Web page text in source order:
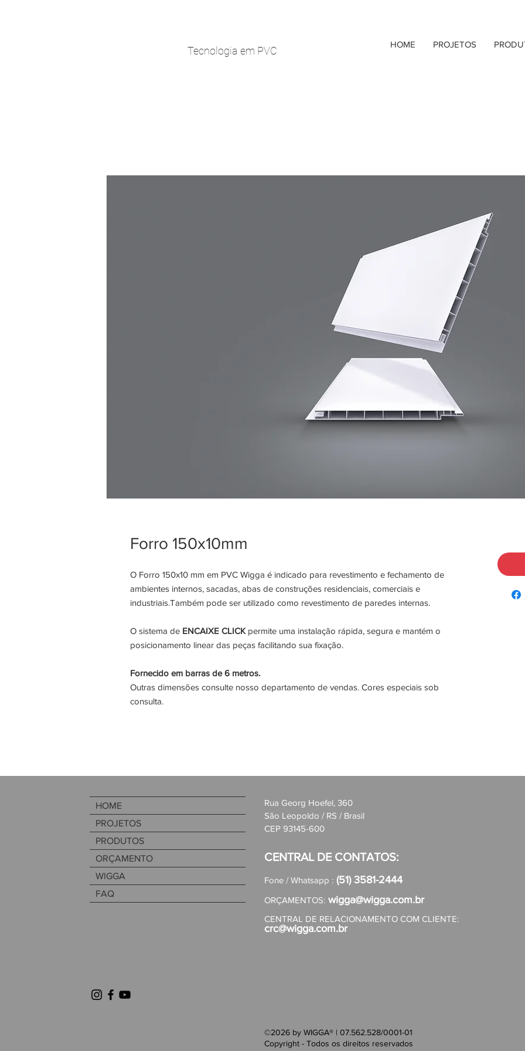
HOME PROJETOS
Tecnologia em PVC
Forro 150x10mm
O Forro 150x10 mm em PVC Wigga é indicado para revestimento e fechamento de
ambientes internos, sacadas, abas de construções residenciais, comerciais e
industriais.Também pode ser utilizado como revestimento de paredes internas.
O sistema de ENCAIXE CLICK permite uma instalação rápida, segura e mantém o
posicionamento linear das peças facilitando sua fixação.
Fornecido em barras de 6 metros.
Outras dimensões consulte nosso departamento de vendas. Cores especiais sob
consulta.
HOME
PROJETOS
PRODUTOS
ORÇAMENTO
WIGGA
FAQ
Rua Georg Hoefel, 360
São Leopoldo / RS / Brasil
CEP 93145-600
CENTRAL DE CONTATOS:
Fone / Whatsapp : (51) 3581-2444
ORÇAMENTOS: wigga@wigga.com.br
CENTRAL DE RELACIONAMENTO COM CLIENTE:
crc@wigga.com.br
©2026 by WIGGA® | 07.562.528/0001-01
Copyright - Todos os direitos reservados